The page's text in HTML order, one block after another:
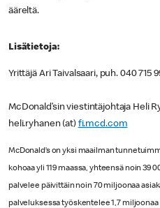
ääreltä.
Lisätietoja:
Yrittäjä Ari Taivalsaari, puh. 040 715
McDonald’sin viestintäjohtaja Heli
heli.ryhanen (at) fi.mcd.com
McDonald’s on yksi maailman
kohoaa yli 119 maassa, yhteensä noin 39
palvelee päivittäin noin 70 miljoonaa
palveluksessa työskentelee 1,7